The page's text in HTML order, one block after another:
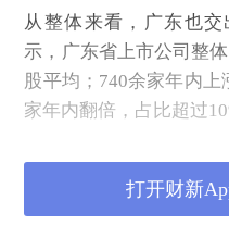
从整体来看，广东也
示，广东省上市公司整
股平均；740余家年内
家年内翻倍，占比超过
的表现如此亮眼？我们
一
打开财新